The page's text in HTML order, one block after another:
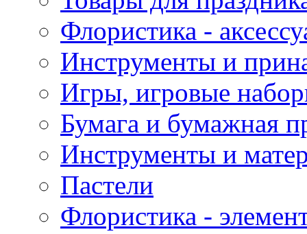
Флористика -
Инструменты и
Игры, игровые
Бумага и бумажная
Инструменты и
Пастели
Флористика -